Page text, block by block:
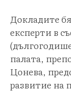
Докладите
експерти в
палата,
Цонева,
развитие на